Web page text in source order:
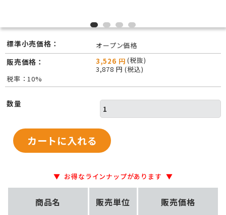
標準小売価格： オープン価格
販売価格： 3,526 円 (税抜)
3,878 円 (税込)
税率：10%
数量
お得なラインナップがあります
商品名 販売単位 販売価格